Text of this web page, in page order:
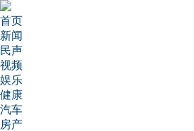
首页
新闻
民声
视频
娱乐
健康
汽车
房产